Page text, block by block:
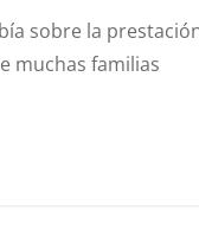
sobre la
muchas familias